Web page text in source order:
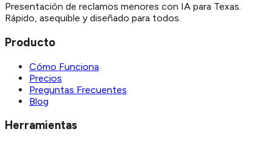
Presentación de reclamos menores con IA para Texas.
Rápido, asequible y diseñado para todos.
Producto
Cómo Funciona
Precios
Preguntas Frecuentes
Blog
Herramientas